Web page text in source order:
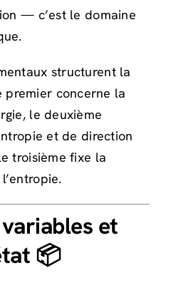
— c’est le domaine
structurent la
premier concerne la
le deuxième
et de direction
troisième fixe la
et
📦